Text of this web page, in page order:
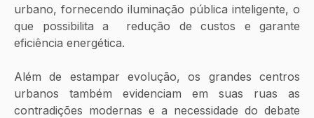
urbano, fornecendo iluminação pública inteligente, o
que possibilita a  redução de custos e garante
eficiência energética.
Além de estampar evolução, os grandes centros
urbanos também evidenciam em suas ruas as
contradições modernas e a necessidade do debate